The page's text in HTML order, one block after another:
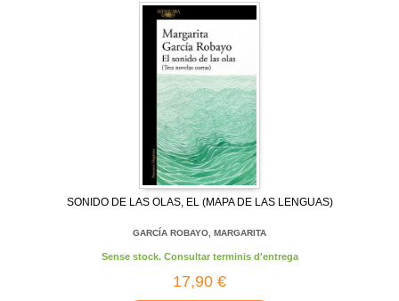
SONIDO DE LAS OLAS, EL (MAPA DE LAS LENGUAS)
GARCÍA ROBAYO, MARGARITA
Sense stock. Consultar terminis d'entrega
17,90 €